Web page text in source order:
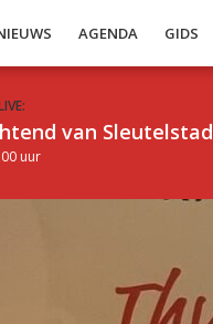
AGENDA GIDS
van Sleutelstad
uur